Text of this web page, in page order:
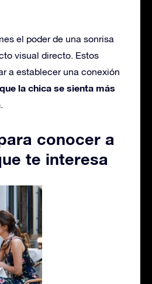
el poder de una sonrisa
visual directo. Estos
a establecer una conexión
la chica se sienta más
.
conocer a
te interesa